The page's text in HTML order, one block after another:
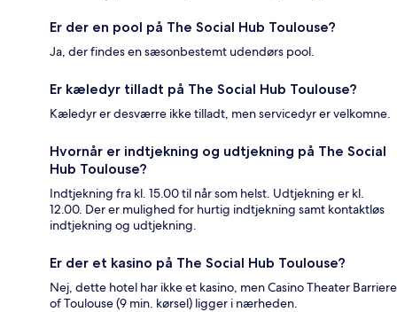
Er der en pool på The Social Hub Toulouse?
Ja, der findes en sæsonbestemt udendørs pool.
Er kæledyr tilladt på The Social Hub Toulouse?
Kæledyr er desværre ikke tilladt, men servicedyr er velkomne.
Hvornår er indtjekning og udtjekning på The Social
Hub Toulouse?
Indtjekning fra kl. 15.00 til når som helst. Udtjekning er kl.
12.00. Der er mulighed for hurtig indtjekning samt kontaktløs
indtjekning og udtjekning.
Er der et kasino på The Social Hub Toulouse?
Nej, dette hotel har ikke et kasino, men Casino Theater Barriere
of Toulouse (9 min. kørsel) ligger i nærheden.